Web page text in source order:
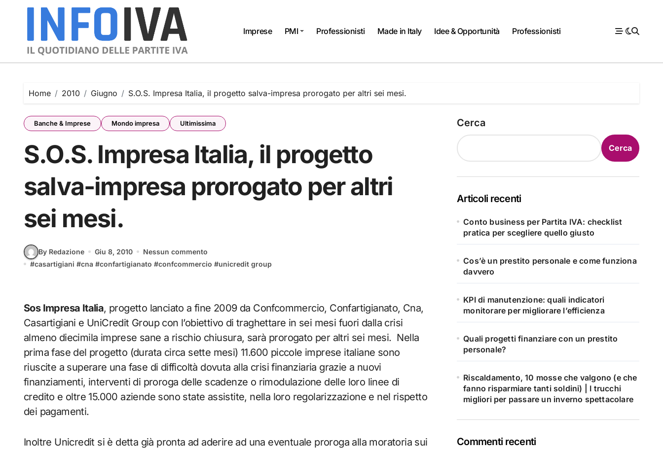
Imprese PMI Professionisti Made in Italy Idee & Opportunità Professionisti
Home 2010 Giugno S.O.S. Impresa Italia, il progetto salva-impresa prorogato per altri sei mesi.
Banche & Imprese Mondo impresa Ultimissima
S.O.S. Impresa Italia, il progetto
salva-impresa prorogato per altri
sei mesi.
By Redazione Giu 8, 2010
Nessun commento
#casartigiani #cna #confartigianato #confcommercio #unicredit group
Sos Impresa Italia, progetto lanciato a fine 2009 da Confcommercio, Confartigianato, Cna,
Casartigiani e UniCredit Group con l’obiettivo di traghettare in sei mesi fuori dalla crisi
almeno diecimila imprese sane a rischio chiusura, sarà prorogato per altri sei mesi. Nella
prima fase del progetto (durata circa sette mesi) 11.600 piccole imprese italiane sono
riuscite a superare una fase di difficoltà dovuta alla crisi finanziaria grazie a nuovi
finanziamenti, interventi di proroga delle scadenze o rimodulazione delle loro linee di
credito e oltre 15.000 aziende sono state assistite, nella loro regolarizzazione e nel rispetto
dei pagamenti.
Inoltre Unicredit si è detta già pronta ad aderire ad una eventuale proroga alla moratoria sui
Cerca
Cerca
Articoli recenti
Conto business per Partita IVA: checklist
pratica per scegliere quello giusto
Cos’è un prestito personale e come funziona
davvero
KPI di manutenzione: quali indicatori
monitorare per migliorare l’efficienza
Quali progetti finanziare con un prestito
personale?
Riscaldamento, 10 mosse che valgono (e che
fanno risparmiare tanti soldini) | I trucchi
migliori per passare un inverno spettacolare
Commenti recenti